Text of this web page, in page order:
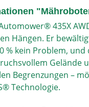
435X
Hängen. Er
% kein Problem,
Gelände
Begrenzungen –
Technologie.